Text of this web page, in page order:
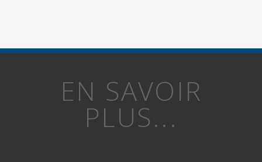
EN SAVOIR
PLUS...